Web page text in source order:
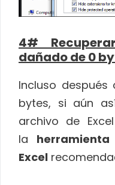
4#
dañado de 0
Incluso
bytes, si aún
archivo de
la
Excel